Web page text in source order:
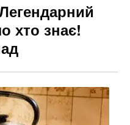
хто знає!